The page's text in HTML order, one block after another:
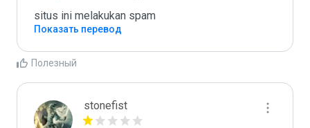
situs ini melakukan spam
Показать перевод
Полезный
stonefist